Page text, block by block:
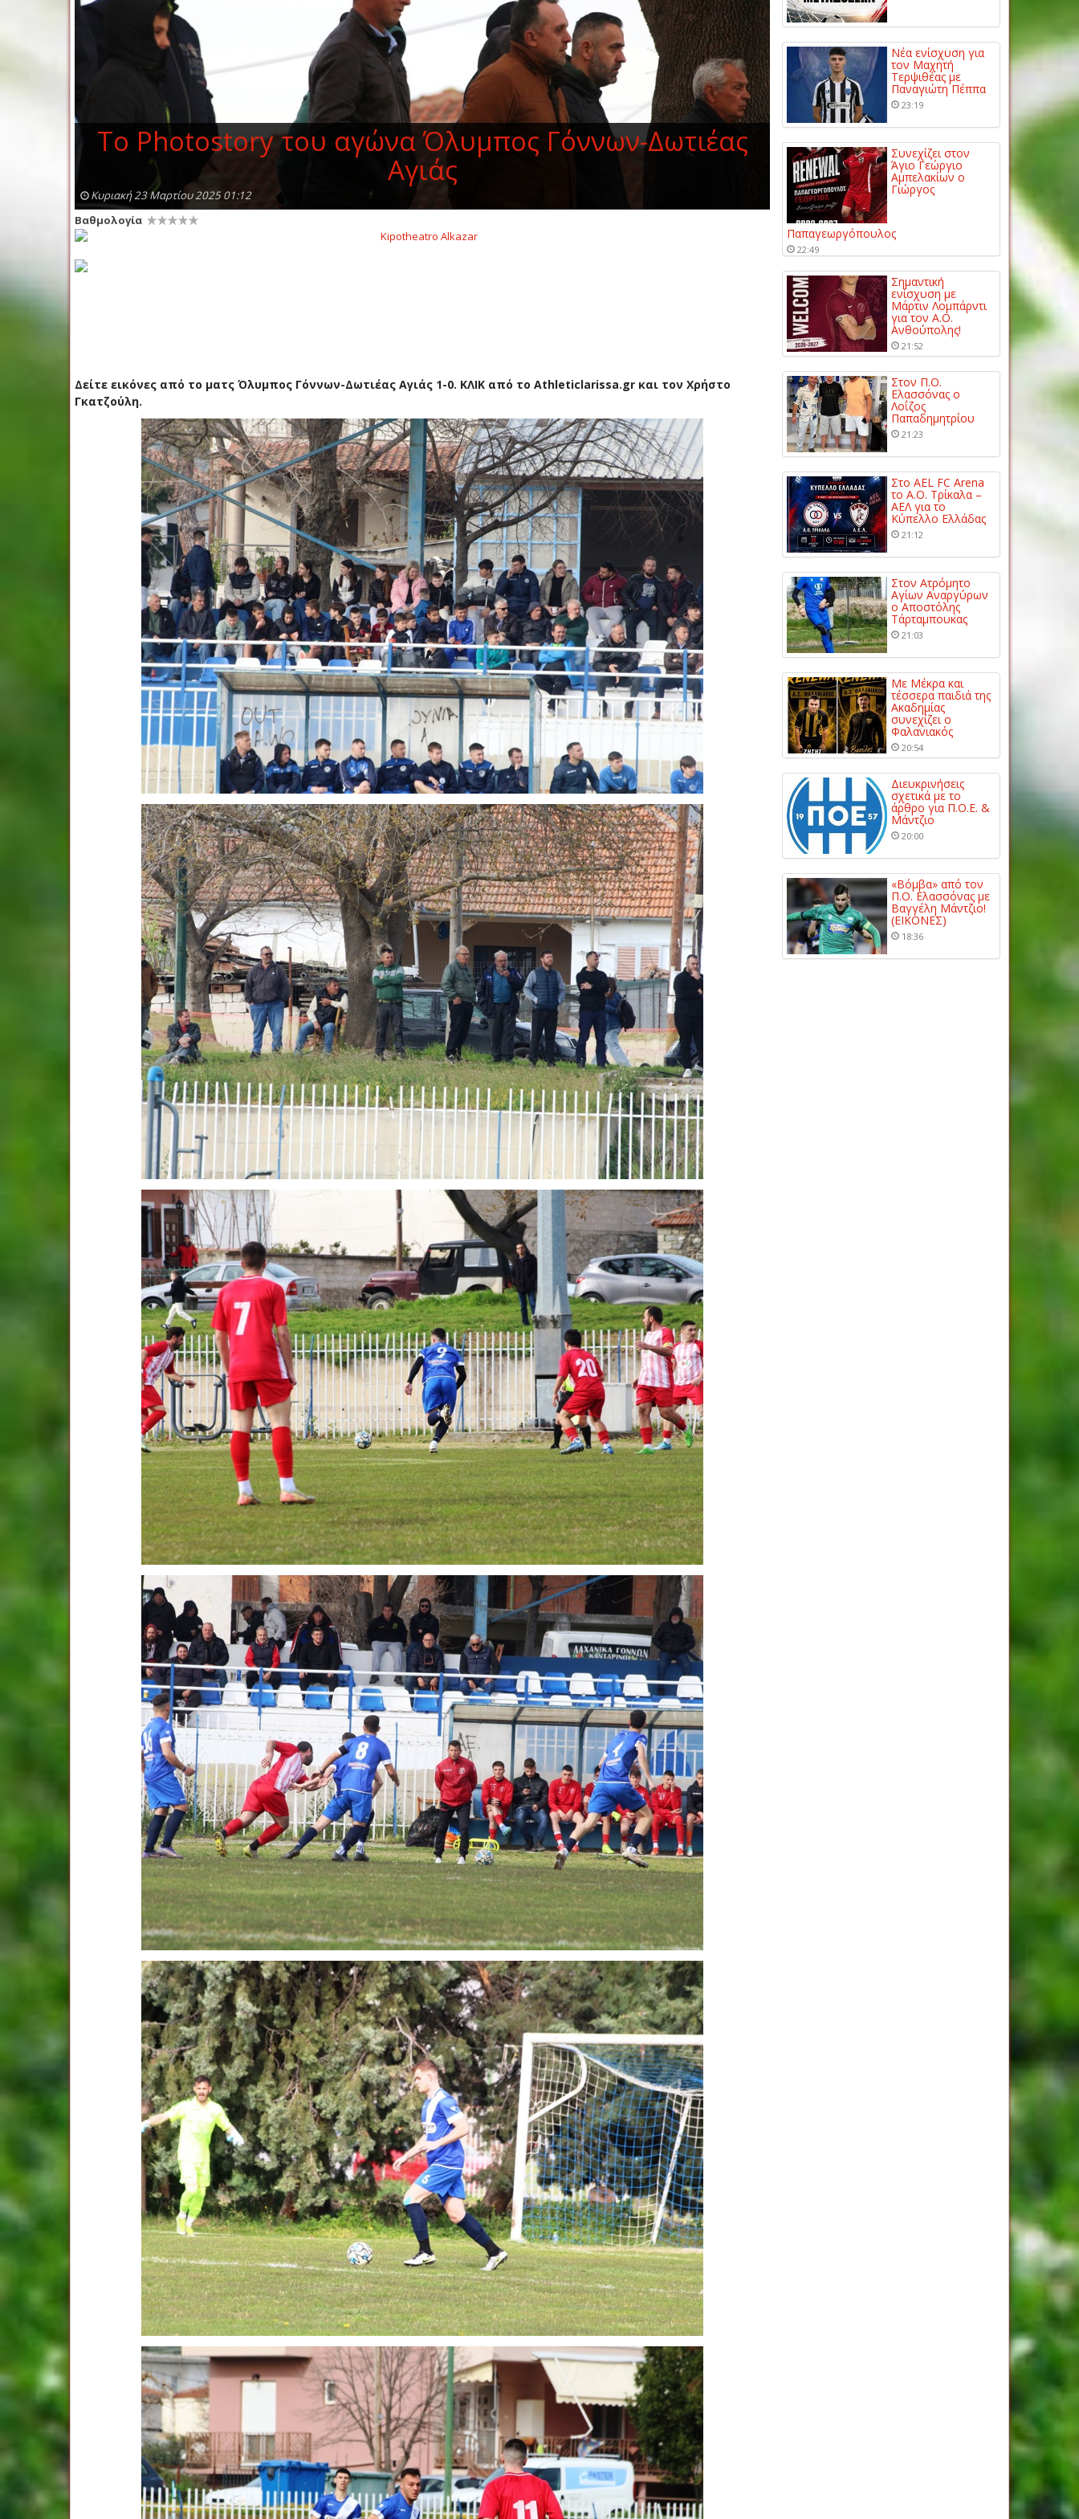
Τo Photostory του αγώνα Όλυμπος Γόννων-Δωτιέας
Αγιάς
Κυριακή 23 Μαρτίου 2025 01:12
Βαθμολογία
Δείτε εικόνες από το ματς Όλυμπος Γόννων-Δωτιέας Αγιάς 1-0. ΚΛΙΚ από το Athleticlarissa.gr και τον Χρήστο
Γκατζούλη.
Νέα ενίσχυση για
τον Μαχητή
Τερψιθέας με
Παναγιώτη Πέππα
23:19
Συνεχίζει στον
Άγιο Γεώργιο
Αμπελακίων ο
Γιώργος
Παπαγεωργόπουλος
22:49
Σημαντική
ενίσχυση με
Μάρτιν Λομπάρντι
για τον Α.Ο.
Ανθούπολης!
21:52
Στον Π.Ο.
Ελασσόνας ο
Λοΐζος
Παπαδημητρίου
21:23
Στο AEL FC Arena
το Α.Ο. Τρίκαλα –
ΑΕΛ για το
Κύπελλο Ελλάδας
21:12
Στον Ατρόμητο
Αγίων Αναργύρων
ο Αποστόλης
Τάρταμπουκας
21:03
Με Μέκρα και
τέσσερα παιδιά της
Ακαδημίας
συνεχίζει ο
Φαλανιακός
20:54
Διευκρινήσεις
σχετικά με το
άρθρο για Π.Ο.Ε. &
Μάντζιο
20:00
«Βόμβα» από τον
Π.Ο. Ελασσόνας με
Βαγγέλη Μάντζιο!
(ΕΙΚΟΝΕΣ)
18:36